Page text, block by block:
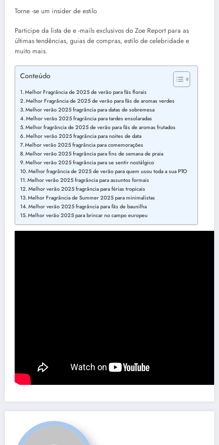
Torne -se um insider de estilo
Participe da lista de e -mails exclusivos do Zoe Report para as
últimas tendências, guias de compras, estilo de celebridade e
muito mais.
Conteúdo
Melhor Fragrância de 2025 de verão para fãs florais
Melhor Fragrância de 2025 de verão para fãs de aromas verdes
Melhor verão 2025 fragrância para datas de sobremesa
Melhor verão 2025 fragrância para tardes ensolaradas
Melhor fragrância de 2025 de verão para fãs de aromas frutados
Melhor verão 2025 fragrância para noites de data
Melhor verão 2025 fragrância para comemorações
Melhor verão 2025 fragrância para fins de semana de praia
Melhor verão 2025 fragrância para se sentir nostálgico
Melhor fragrância de 2025 de verão para quem usou toda a sua PTO
Melhor verão 2025 fragrância para assuntos formais
Melhor verão 2025 fragrância para férias tropicais
Melhor Fragrância de Summer 2025 para minimalistas
Melhor verão 2025 fragrância para fãs de baunilha
Melhor verão 2025 para brincar no campo europeu